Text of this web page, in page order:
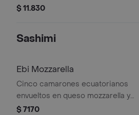
cremosa, fusionando lo mejor del
$ 11.830
Sashimi
Ebi Mozzarella
Cinco camarones ecuatorianos
envueltos en queso mozzarella y
apanados en panko, creando una
$ 7170